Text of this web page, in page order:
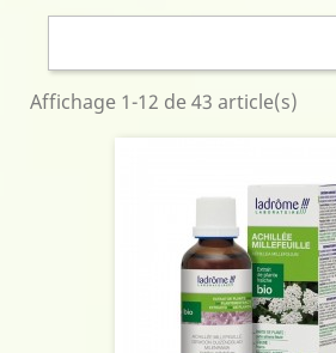
Affichage 1-12 de 43 article(s)